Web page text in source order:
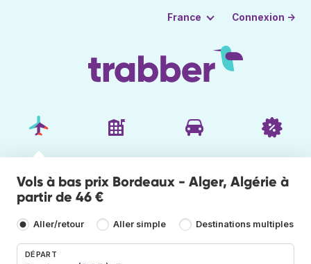
France Connexion →
Vols à bas prix Bordeaux - Alger, Algérie à
partir de 46 €
Aller/retour Aller simple Destinations multiples
DÉPART